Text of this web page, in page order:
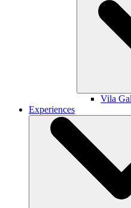
Vila
Experiences